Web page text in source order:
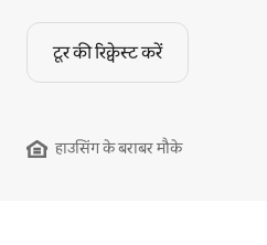
टूर की रिक्वेस्ट करें
हाउसिंग के बराबर मौके